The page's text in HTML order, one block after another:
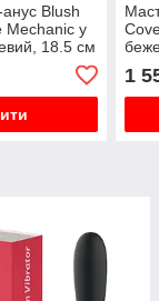
Blush
Mechanic у
18.5 см
1